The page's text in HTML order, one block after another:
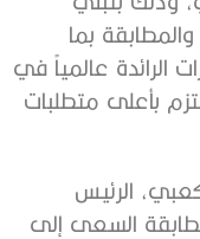
بما
الرائدة عالمياً في
بأعلى متطلبات
الرئيس
السعى إلى